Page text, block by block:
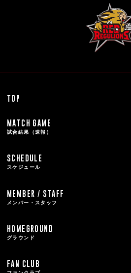
TOP
MATCH GAME
試合結果（速報）
SCHEDULE
スケジュール
MEMBER / STAFF
メンバー・スタッフ
HOMEGROUND
グラウンド
FAN CLUB